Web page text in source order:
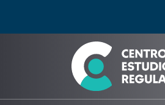
Seleccione país
Buscar